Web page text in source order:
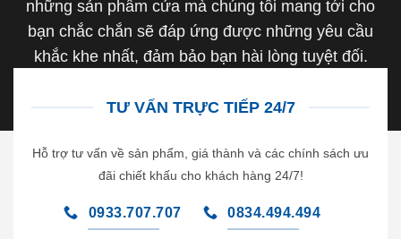
những sản phẩm cửa mà chúng tôi mang tới cho
bạn chắc chắn sẽ đáp ứng được những yêu cầu
khắc khe nhất, đảm bảo bạn hài lòng tuyệt đối.
TƯ VẤN TRỰC TIẾP 24/7
Hỗ trợ tư vấn về sản phẩm, giá thành và các chính sách ưu
đãi chiết khấu cho khách hàng 24/7!
0933.707.707 0834.494.494